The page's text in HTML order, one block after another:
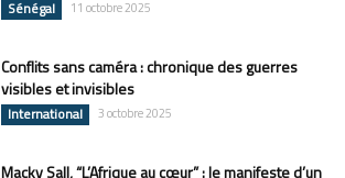
Sénégal 11 octobre 2025
Conflits sans caméra : chronique des guerres
visibles et invisibles
International 3 octobre 2025
Macky Sall, “L’Afrique au cœur” : le manifeste d’un